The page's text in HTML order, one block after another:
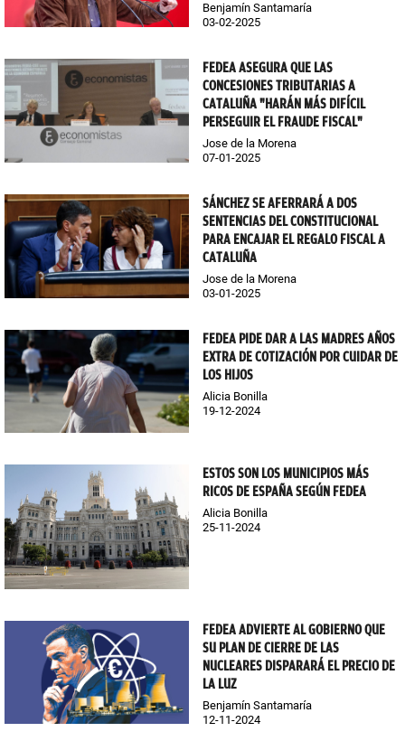
Benjamín Santamaría
03-02-2025
FEDEA ASEGURA QUE LAS
CONCESIONES TRIBUTARIAS A
CATALUÑA "HARÁN MÁS DIFÍCIL
PERSEGUIR EL FRAUDE FISCAL"
Jose de la Morena
07-01-2025
SÁNCHEZ SE AFERRARÁ A DOS
SENTENCIAS DEL CONSTITUCIONAL
PARA ENCAJAR EL REGALO FISCAL A
CATALUÑA
Jose de la Morena
03-01-2025
FEDEA PIDE DAR A LAS MADRES AÑOS
EXTRA DE COTIZACIÓN POR CUIDAR DE
LOS HIJOS
Alicia Bonilla
19-12-2024
ESTOS SON LOS MUNICIPIOS MÁS
RICOS DE ESPAÑA SEGÚN FEDEA
Alicia Bonilla
25-11-2024
FEDEA ADVIERTE AL GOBIERNO QUE
SU PLAN DE CIERRE DE LAS
NUCLEARES DISPARARÁ EL PRECIO DE
LA LUZ
Benjamín Santamaría
12-11-2024